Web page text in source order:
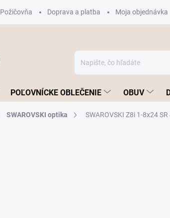
Požičovňa Doprava a platba Moja objednávka
POĽOVNÍCKE OBLEČENIE OBUV
SWAROVSKI optika SWAROVSKI Z8i 1-8x24